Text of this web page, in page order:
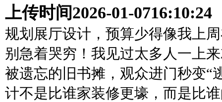
上传时间2026-01-0716:10:24
规划展厅设计，预算少得像我上
别急着哭穷！我见过太多人一上
被遗忘的旧书摊，观众进门秒变“
计不是比谁家装修更壕，而是比